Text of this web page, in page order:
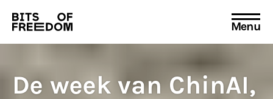
Search
for:
Menu
De week van ChinAI,